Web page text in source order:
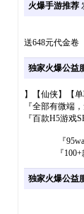
火爆手游推荐
送648元代金卷
独家火爆公益
】【仙侠】【
『全部有微端
『百款H5游戏
『95wanyy
『100+款变
独家火爆公益